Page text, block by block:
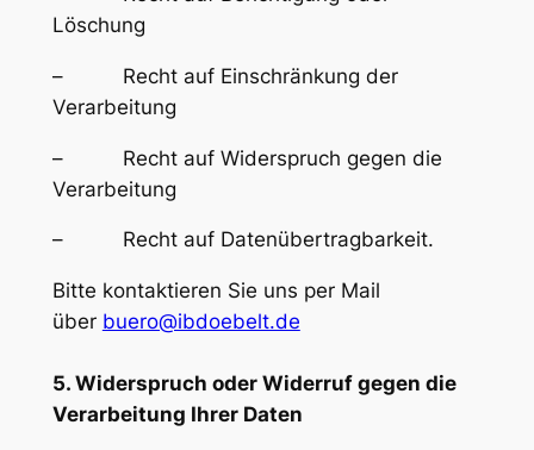
Löschung
– Recht auf Einschränkung der
Verarbeitung
– Recht auf Widerspruch gegen die
Verarbeitung
– Recht auf Datenübertragbarkeit.
Bitte kontaktieren Sie uns per Mail
über buero@ibdoebelt.de
5. Widerspruch oder Widerruf gegen die
Verarbeitung Ihrer Daten